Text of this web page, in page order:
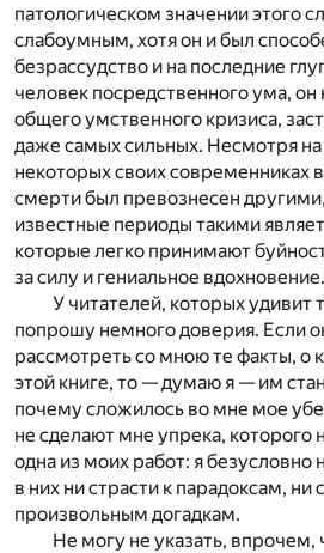
патологическом значении этого
слабоумным, хотя он и был
безрассудство и на последние
человек посредственного ума, он
общего умственного кризиса,
даже самых сильных. Несмотря на
некоторых своих современниках
смерти был превознесен
известные периоды такими
которые легко принимают
за силу и гениальное вдохновение.
У читателей, которых удивит
попрошу немного доверия. Если
рассмотреть со мною те факты, о
этой книге, то — думаю я — им
почему сложилось во мне мое
не сделают мне упрека, которого
одна из моих работ: я безусловно
в них ни страсти к парадоксам, ни
произвольным догадкам.
Не могу не указать, впрочем,